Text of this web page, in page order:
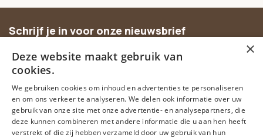
Schrijf je in voor onze nieuwsbrief
aanbiedingen.
Abonneer
×
Deze website maakt gebruik van
cookies.
We gebruiken cookies om inhoud en advertenties te personaliseren
en om ons verkeer te analyseren. We delen ook informatie over uw
gebruik van onze site met onze advertentie- en analysepartners, die
deze kunnen combineren met andere informatie die u aan hen heeft
verstrekt of die zij hebben verzameld door uw gebruik van hun